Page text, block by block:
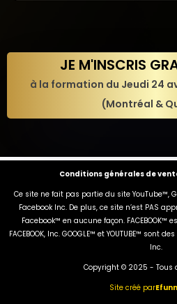
zone de génie.
JE M'INSCRIS
à la formation du Jeudi 24
(Montréal &
Conditions générales de
Ce site ne fait pas partie du site YouTube™,
Facebook Inc. De plus, ce site n’est PAS
Facebook™ en aucune façon.
FACEBOOK, Inc. GOOGLE™ et YOUTUBE™ sont
Inc.
Copyright © 2025 - Tous
Site créé par